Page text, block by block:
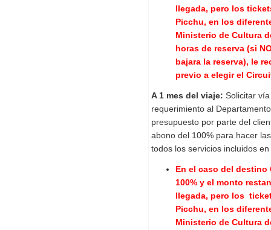
llegada, pero los
Picchu, en los
Ministerio de Cultura
horas de reserva (si
bajara la reserva), le
previo a elegir el
A 1 mes del viaje: Solicitar
requerimiento al
presupuesto por parte del
abono del 100% para hacer
todos los servicios incluidos
En el caso del destino
100% y el monto
llegada, pero los
Picchu, en los
Ministerio de Cultura